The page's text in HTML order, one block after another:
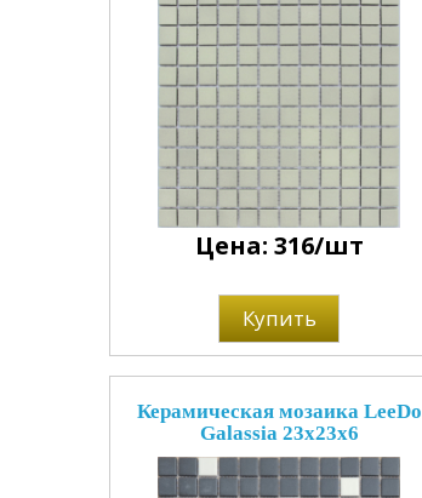
Цена: 316/шт
Купить
Керамическая мозаика LeeDo
Galassia 23x23x6